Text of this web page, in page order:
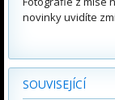
novinky uvidíte
SOUVISEJÍCÍ